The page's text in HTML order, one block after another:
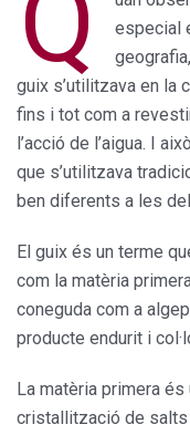
especial
guix s’utilitzava en la
fins i tot com a
l’acció de l’aigua. I
que s’utilitzava
ben diferents a les
El guix és un terme
com la matèria
coneguda com a
producte endurit i
La matèria primera
cristallització de salts